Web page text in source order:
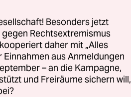
der
Besonders jetzt
Rechtsextremismus
daher mit „Alles
aus Anmeldungen
– an die Kampagne,
und Freiräume sichern will,